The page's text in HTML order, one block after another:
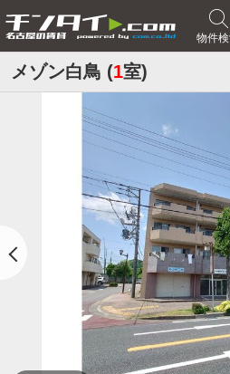
物件
メゾン白鳥 (1室)